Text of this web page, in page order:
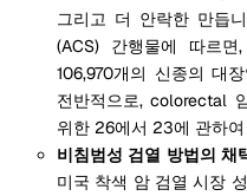
그리고 더 안락한 만듭
(ACS) 간행물에 따르
106,970개의 신종의 대
전반적으로, colorectal
위한 26에서 23에 관하
비침범성 검열 방법의 채
미국 착색 암 검열 시장